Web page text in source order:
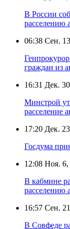
В России
расселению
06:38 Сен.
граждан из
16:31 Дек.
Минстрой
расселение
17:20 Дек.
Госдума
12:08 Ноя. 6,
В кабмине
расселению
16:57 Сен.
В Совфеде